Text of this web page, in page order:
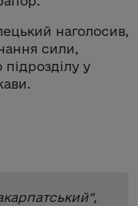
наголосив,
сили,
у